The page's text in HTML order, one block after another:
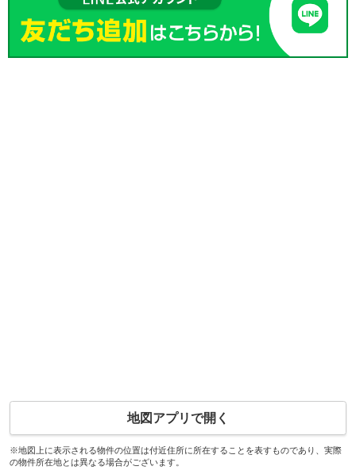
地図アプリで開く
※地図上に表示される物件の位置は付近住所に所在することを表すものであり、実際
の物件所在地とは異なる場合がございます。